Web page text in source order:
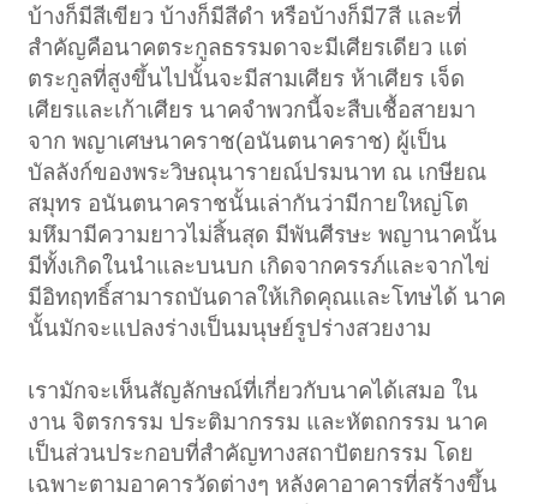
บ้างก็มีสีเขียว บ้างก็มีสีดำ หรือบ้างก็มี7สี และที่
สำคัญคือนาคตระกูลธรรมดาจะมีเศียรเดียว แต่
ตระกูลที่สูงขึ้นไปนั้นจะมีสามเศียร ห้าเศียร เจ็ด
เศียรและเก้าเศียร นาคจำพวกนี้จะสืบเชื้อสายมา
จาก พญาเศษนาคราช(อนันตนาคราช) ผู้เป็น
บัลลังก์ของพระวิษณุนารายณ์ปรมนาท ณ เกษียณ
สมุทร อนันตนาคราชนั้นเล่ากันว่ามีกายใหญ่โต
มหึมามีความยาวไม่สิ้นสุด มีพันศีรษะ พญานาคนั้น
มีทั้งเกิดในนำและบนบก เกิดจากครรภ์และจากไข่
มีอิทฤทธิ์สามารถบันดาลให้เกิดคุณและโทษได้ นาค
นั้นมักจะแปลงร่างเป็นมนุษย์รูปร่างสวยงาม
เรามักจะเห็นสัญลักษณ์ที่เกี่ยวกับนาคได้เสมอ ใน
งาน จิตรกรรม ประติมากรรม และหัตถกรรม นาค
เป็นส่วนประกอบที่สำคัญทางสถาปัตยกรรม โดย
เฉพาะตามอาคารวัดต่างๆ หลังคาอาคารที่สร้างขึ้น